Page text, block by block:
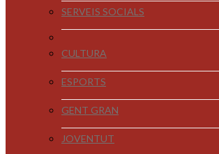
SERVEIS SOCIALS
CULTURA
ESPORTS
GENT GRAN
JOVENTUT